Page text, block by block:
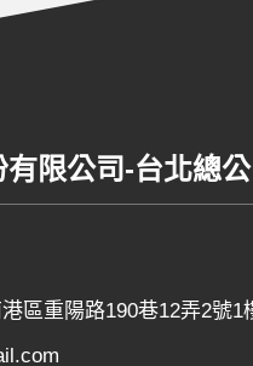
限公司-台北總
區重陽路190巷12弄2號1